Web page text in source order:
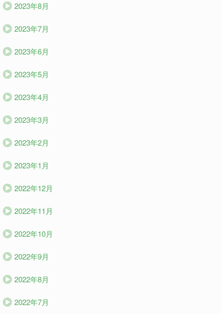
2023年8月
2023年7月
2023年6月
2023年5月
2023年4月
2023年3月
2023年2月
2023年1月
2022年12月
2022年11月
2022年10月
2022年9月
2022年8月
2022年7月